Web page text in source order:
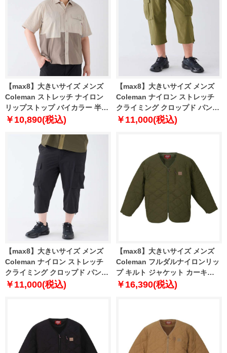
【max8】大きいサイズ メンズ
Coleman ストレッチ ナイロン
リップストップ バイカラー 半袖
シャツ ベージュ 1277-4270-1 3L
￥10,890(税込)
【max8】大きいサイズ メンズ
Coleman ナイロン ストレッチ
クライミング クロップド パンツ
カーキ 1274-4530-1 3L 4L 5L
￥11,000(税込)
【max8】大きいサイズ メンズ
Coleman ナイロン ストレッチ
クライミング クロップド パンツ
ブラック 1274-4530-2 3L 4L 5L
￥11,000(税込)
【max8】大きいサイズ メンズ
Coleman フルダルナイロンリッ
プ キルト ジャケット カーキ
1273-3390-3 3L 4L 5L 6L 8L
￥16,390(税込)